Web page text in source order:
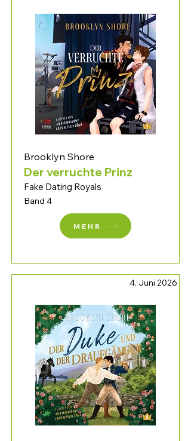
Brooklyn Shore
Der verruchte Prinz
Fake Dating Royals
Band 4
MEHR
4. Juni 2026